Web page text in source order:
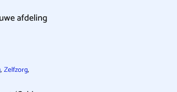
afdeling
, Zelfzorg,